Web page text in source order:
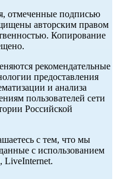
отмеченные подписью
авторским правом
Копирование
рекомендательные
предоставления
и анализа
пользователей сети
Российской
с тем, что мы
с использованием
, LiveInternet.